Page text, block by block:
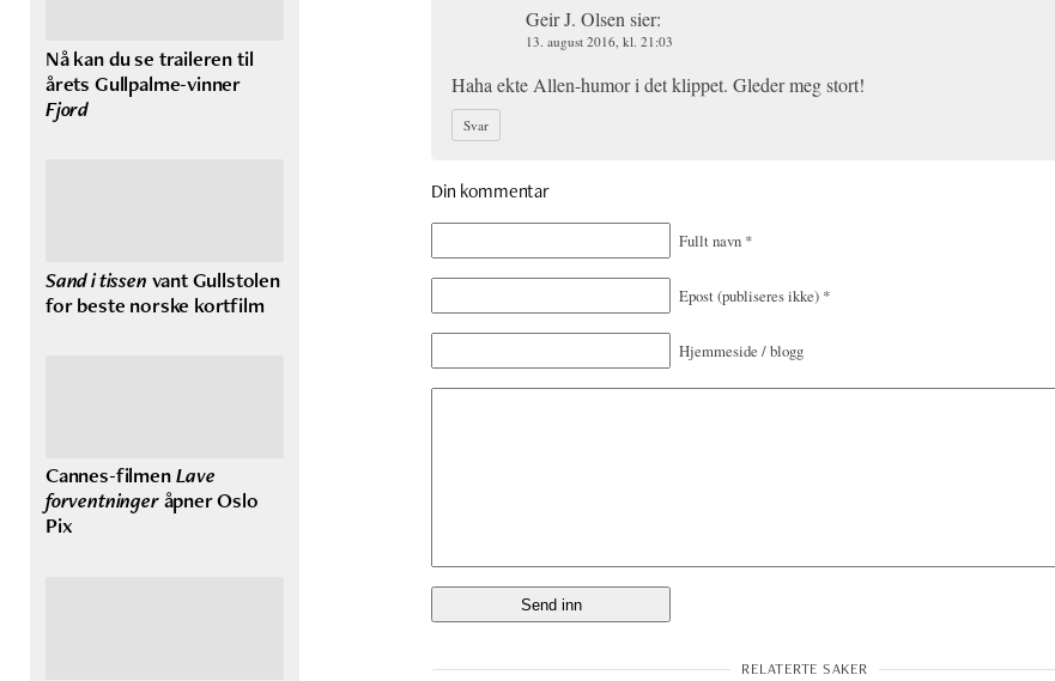
Geir J. Olsen sier:
13. august 2016, kl. 21:03
Haha ekte Allen-humor i det klippet. Gleder meg stort!
Svar
Din kommentar
Fullt navn *
Epost(publiseres ikke) *
Hjemmeside / blogg
Nå kan du se traileren til
årets Gullpalme-vinner
Fjord
Sand i tissen vant Gullstolen
for beste norske kortfilm
Cannes-filmenLave
forventningeråpner Oslo
Pix